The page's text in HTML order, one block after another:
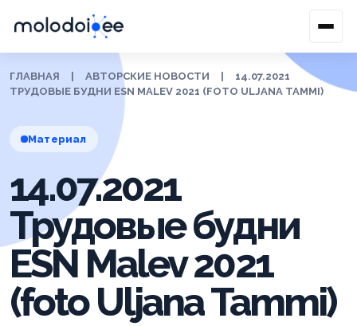
ГЛАВНАЯ АВТОРСКИЕ НОВОСТИ
14.07.2021
ТРУДОВЫЕ БУДНИ ESN MALEV 2021 (FOTO ULJANA TAMMI)
Материал
14.07.2021
Трудовые будни
ESN Malev 2021
(foto Uljana Tammi)